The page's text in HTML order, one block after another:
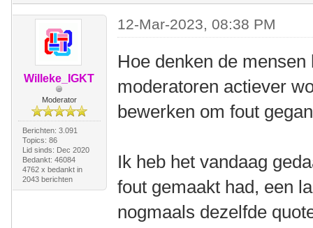
Willeke_IGKT
Moderator
Berichten: 3.091
Topics: 86
Lid sinds: Dec 2020
Bedankt: 46084
4762 x bedankt in
2043 berichten
12-Mar-2023, 08:38 PM
Hoe denken de
moderatoren actiever
bewerken om fout
Ik heb het vandaag
fout gemaakt had, een
nogmaals dezelfde